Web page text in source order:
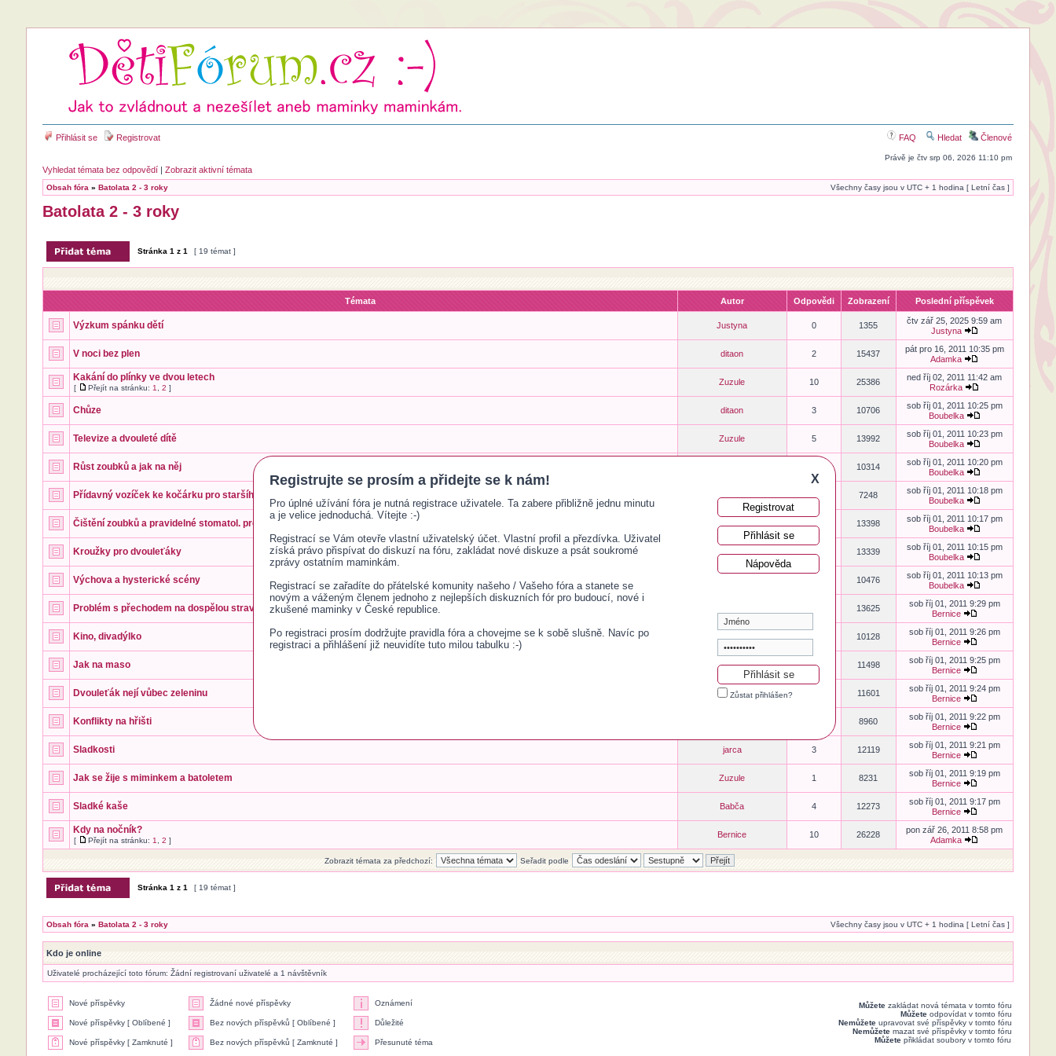
Přihlásit se Registrovat FAQ Hledat Členové
Právě je čtv srp 06, 2026 11:10 pm
Vyhledat témata bez odpovědí| Zobrazit aktivní témata
Obsah fóra » Batolata 2 - 3 roky Všechny časy jsou v UTC + 1 hodina [ Letní čas ]
Registrujte se prosím a přidejte se k nám! X
Pro úplné užívání fóra je nutná registrace uživatele. Ta zabere přibližně jednu minutu
a je velice jednoduchá. Vítejte :-)
Registrací se Vám otevře vlastní uživatelský účet. Vlastní profil a přezdívka. Uživatel
získá právo přispívat do diskuzí na fóru, zakládat nové diskuze a psát soukromé
zprávy ostatním maminkám.
Registrací se zařadíte do přátelské komunity našeho / Vašeho fóra a stanete se
novým a váženým členem jednoho z nejlepších diskuzních fór pro budoucí, nové i
zkušené maminky v České republice.
Po registraci prosím dodržujte pravidla fóra a chovejme se k sobě slušně. Navíc po
registraci a přihlášení již neuvidíte tuto milou tabulku :-)
Registrovat
Přihlásit se
Nápověda
Zůstat přihlášen?
Batolata 2 - 3 roky
Stránka 1 z 1 [ 19 témat ]
Témata Autor Odpovědi Zobrazení Poslední příspěvek
Výzkum spánku dětí Justyna 0 1355
čtv zář 25, 2025 9:59 am
Justyna
V noci bez plen ditaon 2 15437
pát pro 16, 2011 10:35 pm
Adamka
Kakání do plínky ve dvou letech
[ Přejít na stránku: 1 2 ]
Zuzule 10 25386
ned říj 02, 2011 11:42 am
Rozárka
Chůze ditaon 3 10706
sob říj 01, 2011 10:25 pm
Boubelka
Televize a dvouleté dítě Zuzule 5 13992
sob říj 01, 2011 10:23 pm
Boubelka
Růst zoubků a jak na něj 10314
sob říj 01, 2011 10:20 pm
Boubelka
Přídavný vozíček ke kočárku pro staršího sourozence 7248
sob říj 01, 2011 10:18 pm
Boubelka
Čištění zoubků a pravidelné stomatol. prohlídky 13398
sob říj 01, 2011 10:17 pm
Boubelka
Kroužky pro dvouleťáky 13339
sob říj 01, 2011 10:15 pm
Boubelka
Výchova a hysterické scény 10476
sob říj 01, 2011 10:13 pm
Boubelka
Problém s přechodem na dospělou stravu 13625
sob říj 01, 2011 9:29 pm
Bernice
Kino, divadýlko 10128
sob říj 01, 2011 9:26 pm
Bernice
Jak na maso Mamísek 4 11498
sob říj 01, 2011 9:25 pm
Bernice
Dvouleťák nejí vůbec zeleninu Zuzule 11601
sob říj 01, 2011 9:24 pm
Bernice
Konflikty na hřišti 8960
sob říj 01, 2011 9:22 pm
Bernice
Sladkosti jarca 3 12119
sob říj 01, 2011 9:21 pm
Bernice
Jak se žije s miminkem a batoletem Zuzule 1 8231
sob říj 01, 2011 9:19 pm
Bernice
Sladké kaše Babča 4 12273
sob říj 01, 2011 9:17 pm
Bernice
Kdy na nočník?
[ Přejít na stránku: 1 2 ]
Bernice 10 26228
pon zář 26, 2011 8:58 pm
Adamka
Zobrazit témata za předchozí: Seřadit podle
Stránka 1 z 1 [ 19 témat ]
Obsah fóra » Batolata 2 - 3 roky Všechny časy jsou v UTC + 1 hodina [ Letní čas ]
Kdo je online
Uživatelé procházející toto fórum: Žádní registrovaní uživatelé a 1 návštěvník
Nové příspěvky Žádné nové příspěvky Oznámení
Nové příspěvky [ Oblíbené ] Bez nových příspěvků [ Oblíbené ] Důležité
Nové příspěvky [ Zamknuté ] Bez nových příspěvků [ Zamknuté ] Přesunuté téma
Můžetezakládat nová témata v tomto fóru
Můžeteodpovídat v tomto fóru
Nemůžeteupravovat své příspěvky v tomto fóru
Nemůžetemazat své příspěvky v tomto fóru
Můžetepřikládat soubory v tomto fóru